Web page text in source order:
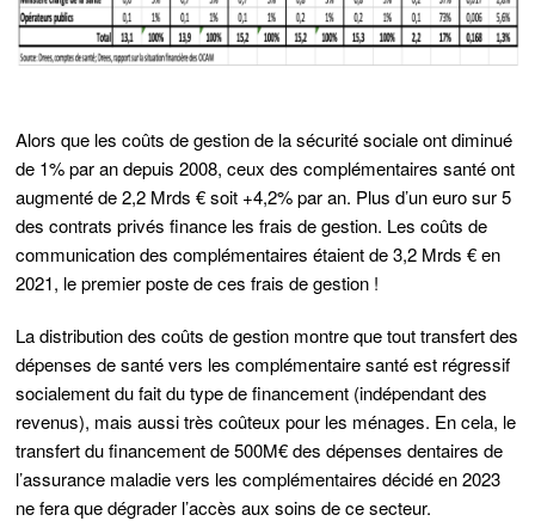
Alors que les coûts de gestion de la sécurité sociale ont diminué
de 1% par an depuis 2008, ceux des complémentaires santé ont
augmenté de 2,2 Mrds € soit +4,2% par an. Plus d’un euro sur 5
des contrats privés finance les frais de gestion. Les coûts de
communication des complémentaires étaient de 3,2 Mrds € en
2021, le premier poste de ces frais de gestion !
La distribution des coûts de gestion montre que tout transfert des
dépenses de santé vers les complémentaire santé est régressif
socialement du fait du type de financement (indépendant des
revenus), mais aussi très coûteux pour les ménages. En cela, le
transfert du financement de 500M€ des dépenses dentaires de
l’assurance maladie vers les complémentaires décidé en 2023
ne fera que dégrader l’accès aux soins de ce secteur.